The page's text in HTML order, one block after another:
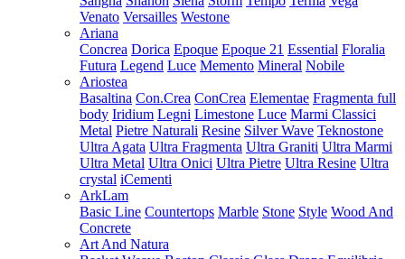
Venato Versailles Westone
Ariana
Concrea Dorica Epoque Epoque 21 Essential Floralia
Futura Legend Luce Memento Mineral Nobile
Ariostea
Basaltina Con.Crea ConCrea Elementae Fragmenta full
body Iridium Legni Limestone Luce Marmi Classici
Metal Pietre Naturali Resine Silver Wave Teknostone
Ultra Agata Ultra Fragmenta Ultra Graniti Ultra Marmi
Ultra Metal Ultra Onici Ultra Pietre Ultra Resine Ultra
crystal iCementi
ArkLam
Basic Line Countertops Marble Stone Style Wood And
Concrete
Art And Natura